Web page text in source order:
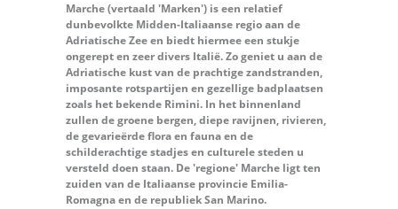
Marche (vertaald 'Marken') is een relatief
dunbevolkte Midden-Italiaanse regio aan de
Adriatische Zee en biedt hiermee een stukje
ongerept en zeer divers Italië. Zo geniet u aan de
Adriatische kust van de prachtige zandstranden,
imposante rotspartijen en gezellige badplaatsen
zoals het bekende Rimini. In het binnenland
zullen de groene bergen, diepe ravijnen, rivieren,
de gevarieërde flora en fauna en de
schilderachtige stadjes en culturele steden u
versteld doen staan. De 'regione' Marche ligt ten
zuiden van de Italiaanse provincie Emilia-
Romagna en de republiek San Marino.